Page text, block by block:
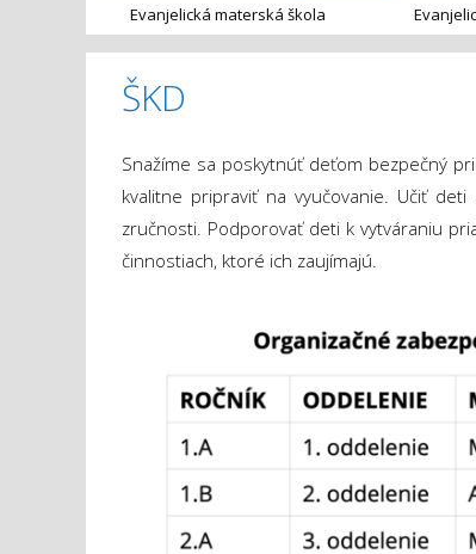
Evanjelická materská škola
ŠKD
Snažíme sa poskytnúť deťom bezpečný
kvalitne pripraviť na vyučovanie. Učiť
zručnosti. Podporovať deti k vytváraniu
činnostiach, ktoré ich zaujímajú.